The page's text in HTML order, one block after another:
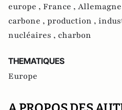
europe , France ,
carbone , production ,
nucléaires , charbon
THEMATIQUES
Europe